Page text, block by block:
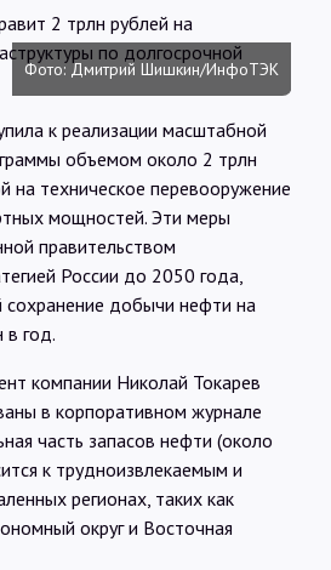
Обзоры
Интервью
Карты
О нас
Фото: Дмитрий Шишкин/ИнфоТЭК
к реализации масштабной
объемом около 2 трлн
на техническое перевооружение
мощностей. Эти меры
правительством
России до 2050 года,
добычи нефти на
в год.
компании Николай Токарев
в корпоративном журнале
часть запасов нефти (около
к трудноизвлекаемым и
регионах, таких как
округ и Восточная